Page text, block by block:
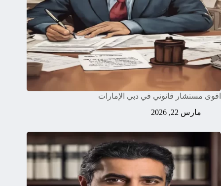
اقوى مستشار قانوني في دبي الإمارات
مارس 22, 2026